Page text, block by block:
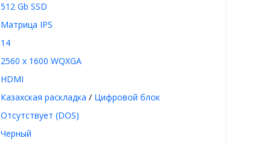
512 Gb SSD
Матрица IPS
14
2560 x 1600 WQXGA
HDMI
Казахская раскладка / Цифровой блок
Отсутствует (DOS)
Черный